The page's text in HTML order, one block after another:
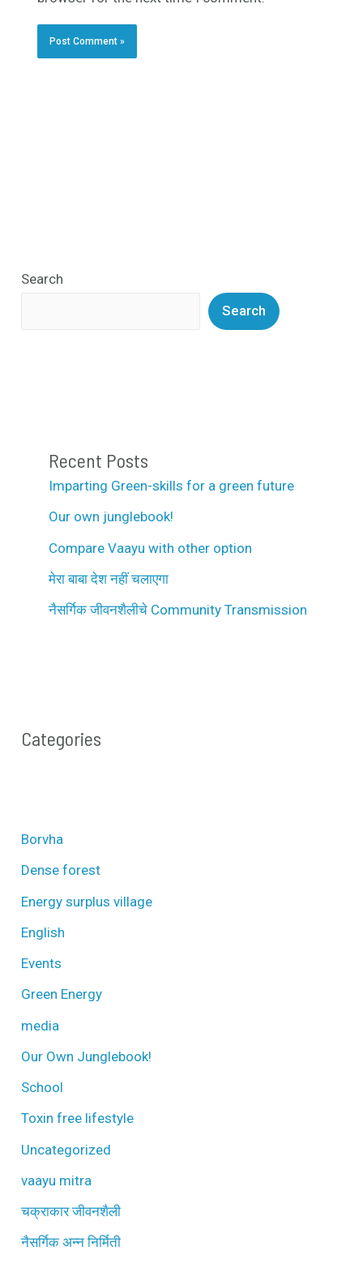
Search
Search
Recent Posts
Imparting Green-skills for a green future
Our own junglebook!
Compare Vaayu with other option
मेरा बाबा देश नहीं चलाएगा
नैसर्गिक जीवनशैलीचे Community Transmission
Categories
Borvha
Dense forest
Energy surplus village
English
Events
Green Energy
media
Our Own Junglebook!
School
Toxin free lifestyle
Uncategorized
vaayu mitra
चक्राकार जीवनशैली
नैसर्गिक अन्न निर्मिती